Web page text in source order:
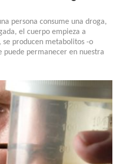
persona consume una droga,
el cuerpo empieza a
se producen metabolitos -o
puede permanecer en nuestra